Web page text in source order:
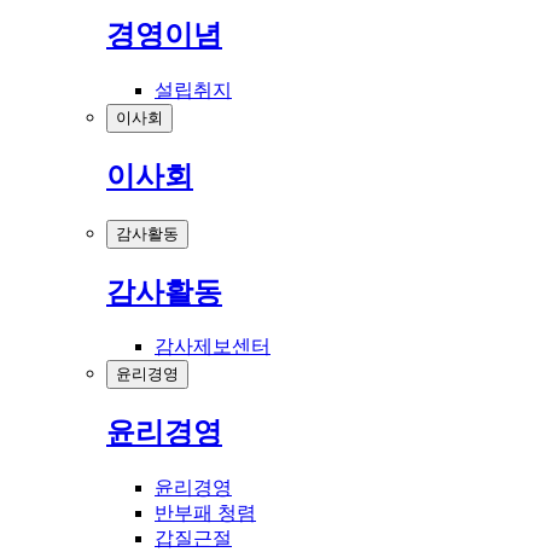
경영이념
설립취지
이사회
이사회
감사활동
감사활동
감사제보센터
윤리경영
윤리경영
윤리경영
반부패 청렴
갑질근절